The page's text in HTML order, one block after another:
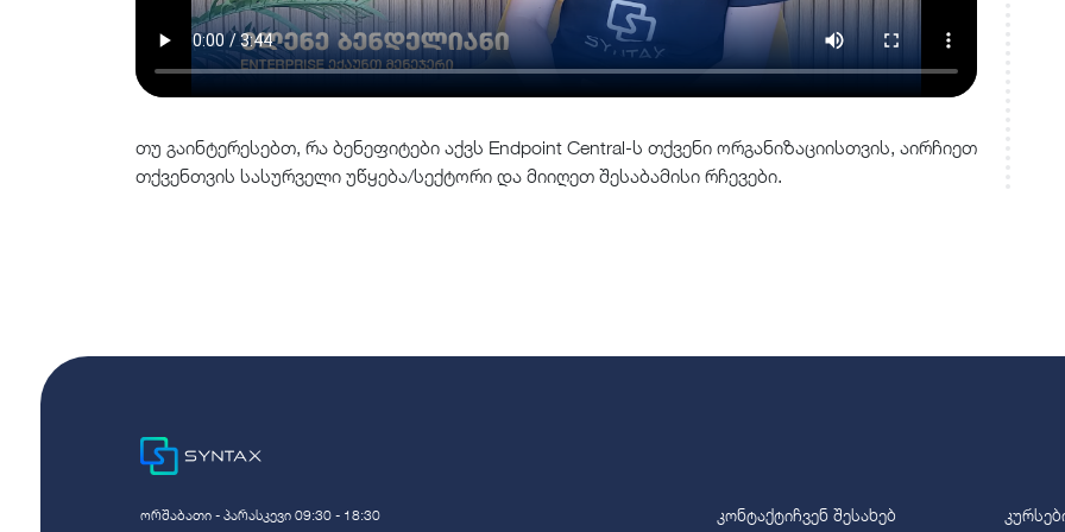
თუ გაინტერესებთ, რა ბენეფიტები აქვს Endpoint Central-ს თქვენი ორგანიზაციისთვის, აირჩიეთ
თქვენთვის სასურველი უწყება/სექტორი და მიიღეთ შესაბამისი რჩევები.
ორშაბათი - პარასკევი 09:30 - 18:30
კონტაქტიჩვენ შესახებ